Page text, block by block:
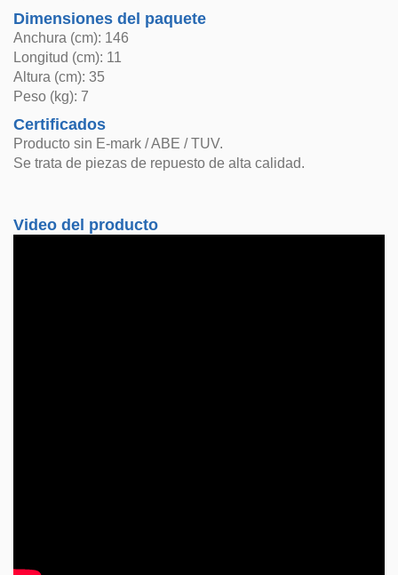
Dimensiones del paquete
Anchura (cm): 146
Longitud (cm): 11
Altura (cm): 35
Peso (kg): 7
Certificados
Producto sin E-mark / ABE / TUV.
Se trata de piezas de repuesto de alta calidad.
Video del producto